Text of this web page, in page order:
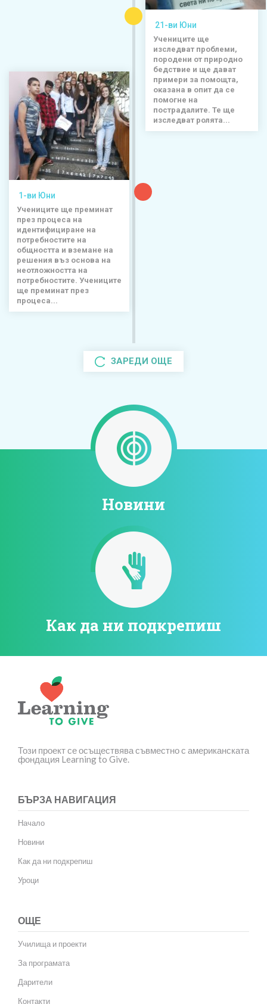
21-ви Юни
Учениците ще
изследват проблеми,
породени от природно
бедствие и ще дават
примери за помощта,
оказана в опит да се
помогне на
пострадалите. Те ще
изследват ролята...
1-ви Юни
Учениците ще преминат
през процеса на
идентифициране на
потребностите на
общността и вземане на
решения въз основа на
неотложността на
потребностите. Учениците
ще преминат през
процеса...
ЗАРЕДИ ОЩЕ
Новини
Как да ни подкрепиш
Този проект се осъществява съвместно с американската
фондация Learning to Give.
БЪРЗА НАВИГАЦИЯ
Начало
Новини
Как да ни подкрепиш
Уроци
ОЩЕ
Училища и проекти
За програмата
Дарители
Контакти